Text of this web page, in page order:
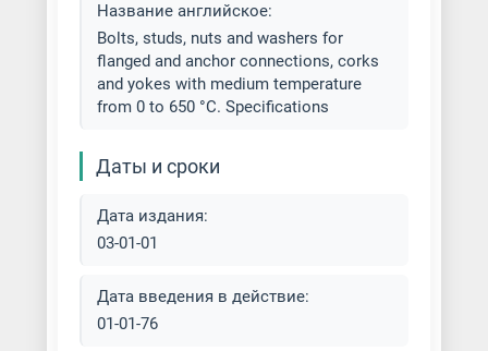
Название английское:
Bolts, studs, nuts and washers for
flanged and anchor connections, corks
and yokes with medium temperature
from 0 to 650 °C. Specifications
Даты и сроки
Дата издания:
03-01-01
Дата введения в действие:
01-01-76